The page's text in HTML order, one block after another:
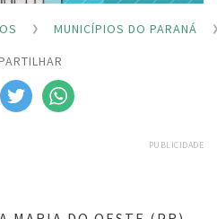
MUNICÍPIOS DO PARANÁ
PUBLICIDADE